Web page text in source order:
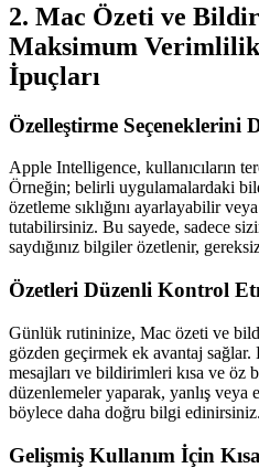
2. Mac Özeti ve
Maksimum
İpuçları
Özelleştirme Seçeneklerini
Apple Intelligence, kullanıcıların
Örneğin; belirli uygulamalardaki
özetleme sıklığını ayarlayabilir
tutabilirsiniz. Bu sayede, sadece
saydığınız bilgiler özetlenir,
Özetleri Düzenli Kontrol
Günlük rutininize, Mac özeti ve
gözden geçirmek ek avantaj
mesajları ve bildirimleri kısa ve öz
düzenlemeler yaparak, yanlış veya
böylece daha doğru bilgi edinirsiniz.
Gelişmiş Kullanım İçin